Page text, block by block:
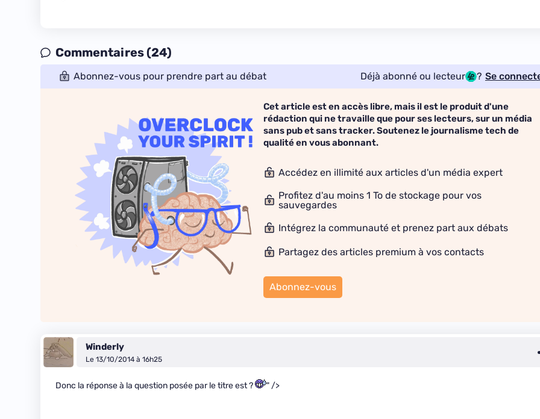
Commentaires (24)
Abonnez-vous pour prendre part au débat Déjà abonné ou lecteur ? Se
Cet article est en accès libre, mais il est le produit d'une
rédaction qui ne travaille que pour ses lecteurs, sur un média
sans pub et sans tracker. Soutenez le journalisme tech de
qualité en vous abonnant.
Accédez en illimité aux articles d'un média expert
Profitez d'au moins 1 To de stockage pour vos
sauvegardes
Intégrez la communauté et prenez part aux débats
Partagez des articles premium à vos contacts
Abonnez-vous
Winderly
Le 13/10/2014 à 16h25
Donc la réponse à la question posée par le titre est ? " />